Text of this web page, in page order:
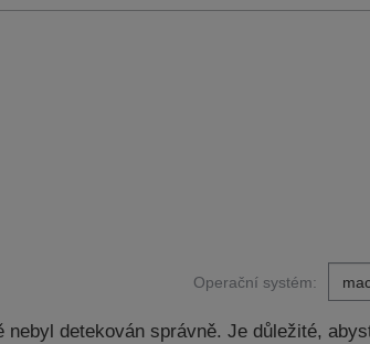
Operační systém:
nebyl detekován správně. Je důležité,